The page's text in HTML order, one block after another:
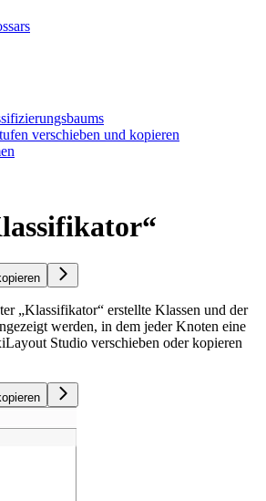
verschieben und kopieren
„Klassifikator“ erstellte Klassen und der
werden, in dem jeder Knoten eine
Studio verschieben oder kopieren